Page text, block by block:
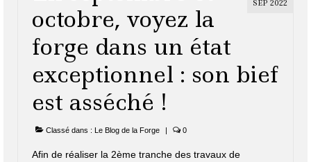
SEP 2022
octobre, voyez la
forge dans un état
exceptionnel : son bief
est asséché !
Classé dans : Le Blog de la Forge | 0
Afin de réaliser la 2ème tranche des travaux de